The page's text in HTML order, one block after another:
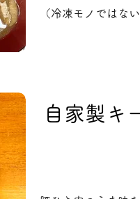
（冷凍モノではな
自家製キ